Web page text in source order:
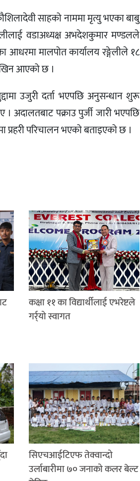
साहको नाममा मृत्यु भएका बाबु
वडाअध्यक्ष अभदेशकुमार मण्डलले
आधरमा मालपोत कार्यालय रङ्गेलीले १८
आएको छ ।
उजुरी दर्ता भएपछि अनुसन्धान शुरू
। अदालतबाट पक्राउ पुर्जी जारी भएपछि
परिचालन भएको बताइएको छ ।
कक्षा ११ का विद्यार्थीलाई एभरेष्टले
गर्र्यो स्वागत
सिएचआईटिएफ तेक्वान्दो
उर्लाबारीमा ७० जनाको कलर बेल्ट